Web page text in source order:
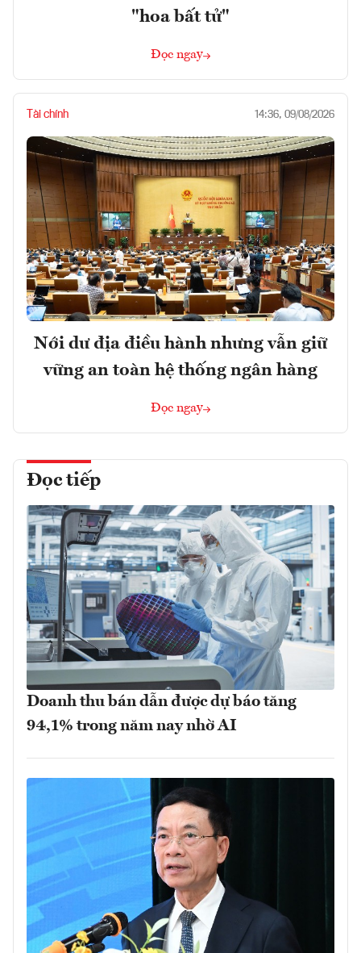
"hoa bất tử"
Đọc ngay
Tài chính 14:36, 09/08/2026
Nới dư địa điều hành nhưng vẫn giữ
vững an toàn hệ thống ngân hàng
Đọc ngay
Đọc tiếp
Doanh thu bán dẫn được dự báo tăng
94,1% trong năm nay nhờ AI